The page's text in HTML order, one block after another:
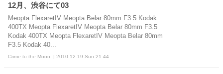
12月、渋谷にて03
Meopta FlexaretIV Meopta Belar 80mm F3.5 Kodak
400TX Meopta FlexaretIV Meopta Belar 80mm F3.5
Kodak 400TX Meopta FlexaretIV Meopta Belar 80mm
F3.5 Kodak 40...
Crime to the Moon. | 2010.12.19 Sun 21:44